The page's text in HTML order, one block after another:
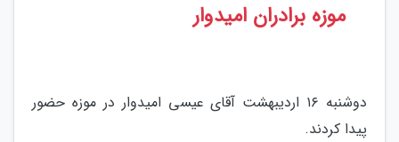
موزه برادران امیدوار
دوشنبه ۱۶ اردیبهشت آقای عیسی امیدوار در موزه حضور
پیدا کردند.